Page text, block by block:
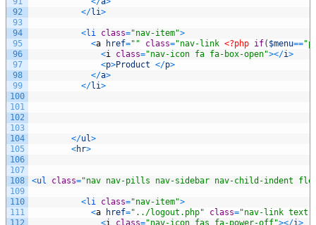
92
93
94
95
96
97
98
99
100
101
102
103
104
105
106
107
108
109
110
111
112
</li>
<li class="nav-item">
<a href="" class="nav-link <?php if( $menu==
<i class="nav-icon fa fa-box-open"></i>
<p>Product </p>
</a>
</li>
</ul>
<hr>
<ul class="nav nav-pills nav-sidebar nav-child-indent
<li class="nav-item">
<a href="../logout.php" class="nav-link text-
<i class="nav-icon fas fa-power-off"></i>